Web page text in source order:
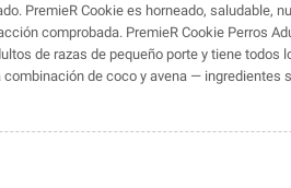
PremieR Cookie es horneado, saludable,
comprobada. PremieR Cookie Perros
de razas de pequeño porte y tiene todos
de coco y avena — ingredientes